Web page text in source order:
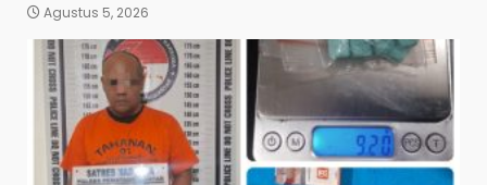
Agustus 5, 2026
3
Anak Diduga Diringkus
Polsek Siantar Utara.
Agustus 5, 2026
Polresta Deli Serdang Bekuk
Dua Pengedar Narkoba di